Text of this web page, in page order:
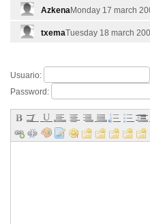
AzkenaMonday 17 march
txemaTuesday 18 march
Usuario:
Password: